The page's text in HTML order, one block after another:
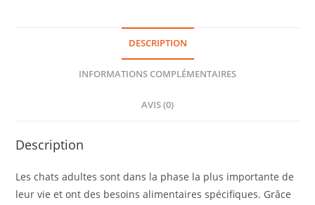
DESCRIPTION
INFORMATIONS COMPLÉMENTAIRES
AVIS (0)
Description
Les chats adultes sont dans la phase la plus importante de
leur vie et ont des besoins alimentaires spécifiques. Grâce